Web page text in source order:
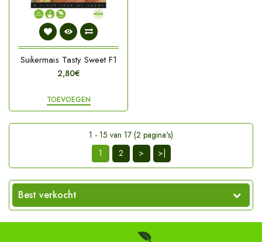
Suikermais Tasty Sweet F1
2,80€
TOEVOEGEN
1 - 15 van 17 (2 pagina's)
1
2 > >|
Best verkocht